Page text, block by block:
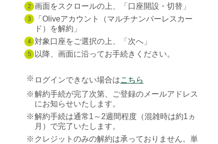
2 画面をスクロールの上、「口座開設・切替」
3
「Oliveアカウント（マルチナンバーレスカー
ド）を解約」
4 対象口座をご選択の上、「次へ」
5 以降、画面に沿ってお手続きください。
※ ログインできない場合はこちら
※解約手続が完了次第、ご登録のメールアドレス
にお知らせいたします。
※解約手続は通常1～2週間程度（混雑時は約1ヵ
月）で完了いたします。
※ クレジットのみの解約は承っておりません。単